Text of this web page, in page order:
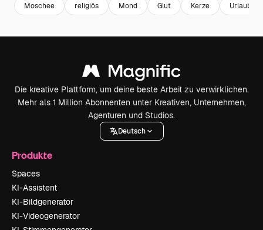
Moschee religiös Mond Glut Kerze Urlaub
Die kreative Plattform, um deine beste Arbeit zu verwirklichen.
Mehr als 1 Million Abonnenten unter Kreativen, Unternehmen,
Agenturen und Studios.
Deutsch
Produkte
Spaces
KI-Assistent
KI-Bildgenerator
KI-Videogenerator